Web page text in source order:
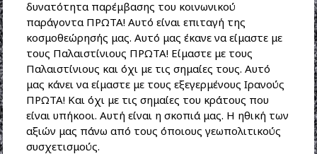
δυνατότητα παρέμβασης του κοινωνικού
παράγοντα ΠΡΩΤΑ! Αυτό είναι επιταγή της
κοσμοθεώρησής μας. Αυτό μας έκανε να είμαστε με
τους Παλαιστίνιους ΠΡΩΤΑ! Είμαστε με τους
Παλαιστίνιους και όχι με τις σημαίες τους. Αυτό
μας κάνει να είμαστε με τους εξεγερμένους Ιρανούς
ΠΡΩΤΑ! Και όχι με τις σημαίες του κράτους που
είναι υπήκοοι. Αυτή είναι η σκοπιά μας. Η ηθική των
αξιών μας πάνω από τους όποιους γεωπολιτικούς
συσχετισμούς.